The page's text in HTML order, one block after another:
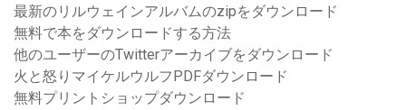
最新のリルウェインアルバムのzipをダウンロード
無料で本をダウンロードする方法
他のユーザーのTwitterアーカイブをダウンロード
火と怒りマイケルウルフPDFダウンロード
無料プリントショップダウンロード